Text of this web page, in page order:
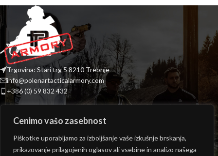
Cenimo vašo zasebnost
Piškotke uporabljamo za izboljšanje vaše izkušnje brskanja,
prikazovanje prilagojenih oglasov ali vsebine in analizo našega
Trgovina: Stari trg 5 8210 Trebnje
info@polenartacticalarmory.com
+386 (0) 59 832 432
ODPIRALNI ČAS TRGOVINE